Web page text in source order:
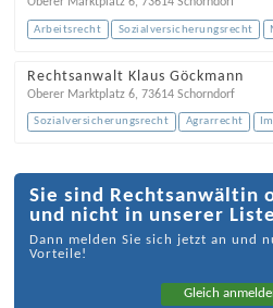
Arbeitsrecht Sozialversicherungsrecht
Rechtsanwalt Klaus Göckmann
Oberer Marktplatz 6, 73614 Schorndorf
Sozialversicherungsrecht Agrarrecht
Sie sind Rechtsanwältin
und nicht in unserer
Dann melden Sie sich jetzt an und
Vorteile!
Gleich